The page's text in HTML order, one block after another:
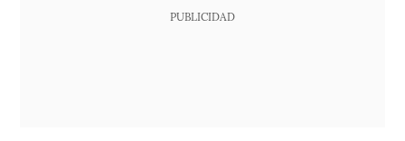
PUBLICIDAD